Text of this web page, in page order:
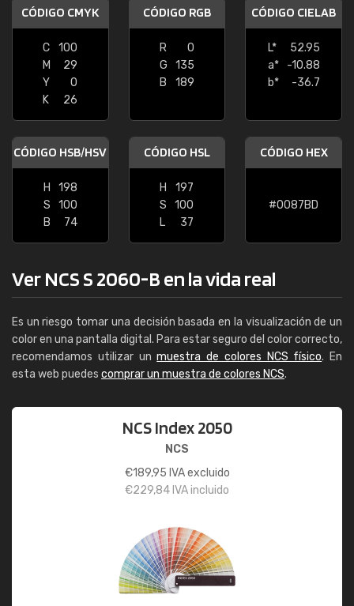
CÓDIGO CMYK
C
100
M
29
Y
0
K
26
CÓDIGO RGB
R
0
G
135
B
189
CÓDIGO CIELAB
L*
52.95
a*
-10.88
b*
-36.7
CÓDIGO HSB/HSV
H
198
S
100
B
74
CÓDIGO HSL
H
197
S
100
L
37
CÓDIGO HEX
#0087BD
Ver NCS S 2060-B en la vida real
Es un riesgo tomar una decisión basada en la visualización de un
color en una pantalla digital. Para estar seguro del color correcto,
recomendamos utilizar unmuestra de colores NCS físico. En
esta web puedes comprar un muestra de colores NCS.
NCS Index 2050
NCS
€189,95 IVA excluido
€229,84 IVA incluido